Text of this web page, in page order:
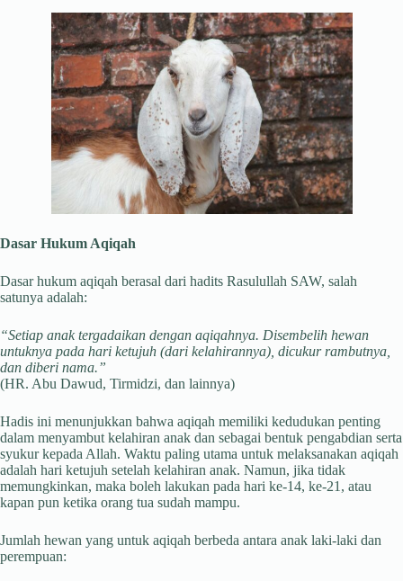
Dasar Hukum Aqiqah
Dasar hukum aqiqah berasal dari hadits Rasulullah SAW, salah
satunya adalah:
“Setiap anak tergadaikan dengan aqiqahnya. Disembelih hewan
untuknya pada hari ketujuh (dari kelahirannya), dicukur rambutnya,
dan diberi nama.”
(HR. Abu Dawud, Tirmidzi, dan lainnya)
Hadis ini menunjukkan bahwa aqiqah memiliki kedudukan penting
dalam menyambut kelahiran anak dan sebagai bentuk pengabdian serta
syukur kepada Allah. Waktu paling utama untuk melaksanakan aqiqah
adalah hari ketujuh setelah kelahiran anak. Namun, jika tidak
memungkinkan, maka boleh lakukan pada hari ke-14, ke-21, atau
kapan pun ketika orang tua sudah mampu.
Jumlah hewan yang untuk aqiqah berbeda antara anak laki-laki dan
perempuan: